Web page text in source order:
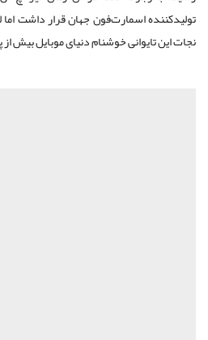
تولیدکننده اسمارت‌فون جهان قرار داشت اما
نجات این تایوانی خوشنام دنیای موبایل